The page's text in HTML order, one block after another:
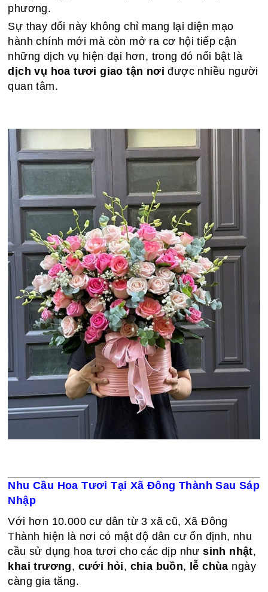
phương.
Sự thay đổi này không chỉ mang lại diện mạo
hành chính mới mà còn mở ra cơ hội tiếp cận
những dịch vụ hiện đại hơn, trong đó nổi bật là
dịch vụ hoa tươi giao tận nơi được nhiều người
quan tâm.
Nhu Cầu Hoa Tươi Tại Xã Đông Thành Sau Sáp
Nhập
Với hơn 10.000 cư dân từ 3 xã cũ, Xã Đông
Thành hiện là nơi có mật độ dân cư ổn định, nhu
cầu sử dụng hoa tươi cho các dịp nhưsinh nhật,
khai trương, cưới hỏi, chia buồn, lễ chùa ngày
càng gia tăng.